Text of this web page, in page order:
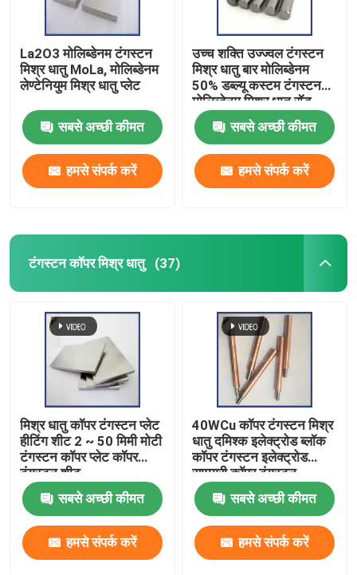
La2O3 मोलिब्डेनम टंगस्टन
मिश्र धातु MoLa, मोलिब्डेनम
लेण्टेनियुम मिश्र धातु प्लेट
सबसे अच्छी कीमत
हमसे संपर्क करें
उच्च शक्ति उज्ज्वल टंगस्टन
मिश्र धातु बार मोलिब्डेनम
50% डब्ल्यू कस्टम टंगस्टन
मोलिब्डेनम मिश्र धातु रॉड
पॉलिश सतह WMo मिश्र धातु
सबसे अच्छी कीमत
हमसे संपर्क करें
टंगस्टन कॉपर मिश्र धातु (37)
मिश्र धातु कॉपर टंगस्टन प्लेट
हीटिंग शीट 2 ~ 50 मिमी मोटी
टंगस्टन कॉपर प्लेट कॉपर
टंगस्टन शीट
सबसे अच्छी कीमत
हमसे संपर्क करें
40WCu कॉपर टंगस्टन मिश्र
धातु दमिश्क इलेक्ट्रोड ब्लॉक
कॉपर टंगस्टन इलेक्ट्रोड
सामग्री कॉपर टंगस्टन
इलेक्ट्रोड
सबसे अच्छी कीमत
हमसे संपर्क करें